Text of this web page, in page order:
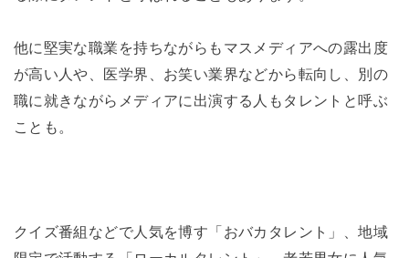
他に堅実な職業を持ちながらもマスメディアへの露出度
が高い人や、医学界、お笑い業界などから転向し、別の
職に就きながらメディアに出演する人もタレントと呼ぶ
ことも。
クイズ番組などで人気を博す「おバカタレント」、地域